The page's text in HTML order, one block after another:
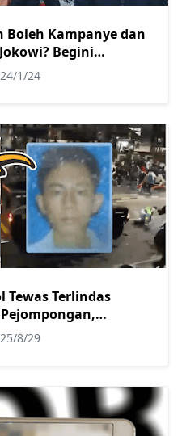
Boleh Kampanye dan
Begini
1/24
Tewas Terlindas
8/29